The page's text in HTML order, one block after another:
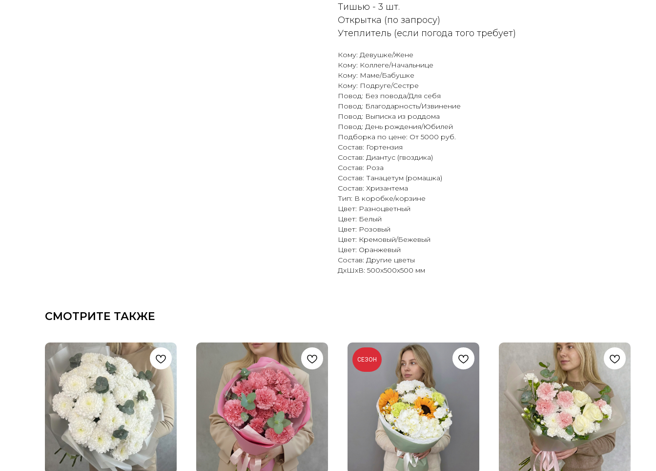
Тишью - 3 шт.
Открытка (по запросу)
Утеплитель (если погода того требует)
Кому: Девушке/Жене
Кому: Коллеге/Начальнице
Кому: Маме/Бабушке
Кому: Подруге/Сестре
Повод: Без повода/Для себя
Повод: Благодарность/Извинение
Повод: Выписка из роддома
Повод: День рождения/Юбилей
Подборка по цене: От 5000 руб.
Состав: Гортензия
Состав: Диантус (гвоздика)
Состав: Роза
Состав: Танацетум (ромашка)
Состав: Хризантема
Тип: В коробке/корзине
Цвет: Разноцветный
Цвет: Белый
Цвет: Розовый
Цвет: Кремовый/Бежевый
Цвет: Оранжевый
Состав: Другие цветы
ДxШxВ: 500x500x500 мм
СМОТРИТЕ ТАКЖЕ
СЕЗОН